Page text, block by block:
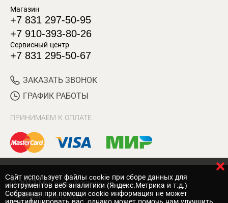
Магазин
+7 831 297-50-95
+7 910-393-80-26
Сервисный центр
+7 831 295-50-67
ЗАКАЗАТЬ ЗВОНОК
ГРАФИК РАБОТЫ
ПРИНИМАЕМ К ОПЛАТЕ
© 2017 Магазин Хозяин
Нижний Новгород
Cайт использует файлы cookie при сборе данных для
инструментов веб-аналитики (Яндекс.Метрика и т.д.)
Собранная при помощи cookie информация не может